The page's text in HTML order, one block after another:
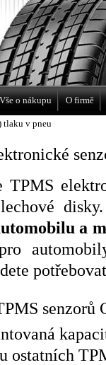
tlaku v pneu
TPMS
a
senzorů
ostatních
Vše o nákupu O firmě